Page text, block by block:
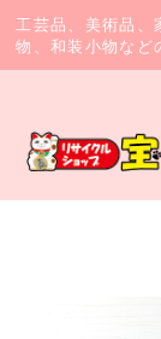
工芸品、美術品、
物、和装小物など